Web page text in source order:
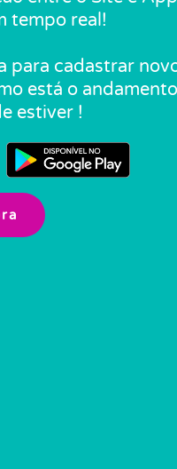
tempo real!
para cadastrar
está o
estiver !